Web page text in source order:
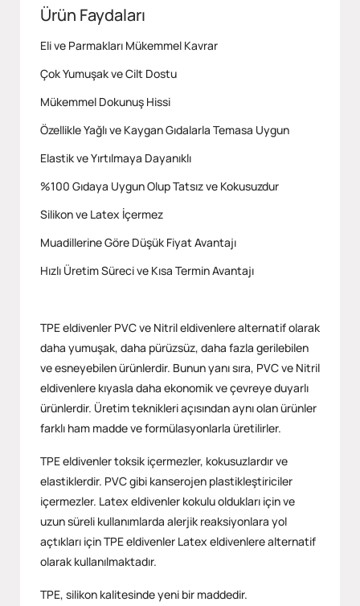
Ürün Faydaları
Eli ve Parmakları Mükemmel Kavrar
Çok Yumuşak ve Cilt Dostu
Mükemmel Dokunuş Hissi
Özellikle Yağlı ve Kaygan Gıdalarla Temasa Uygun
Elastik ve Yırtılmaya Dayanıklı
%100 Gıdaya Uygun Olup Tatsız ve Kokusuzdur
Silikon ve Latex İçermez
Muadillerine Göre Düşük Fiyat Avantajı
Hızlı Üretim Süreci ve Kısa Termin Avantajı
TPE eldivenler PVC ve Nitril eldivenlere alternatif olarak
daha yumuşak, daha pürüzsüz, daha fazla gerilebilen
ve esneyebilen ürünlerdir. Bunun yanı sıra, PVC ve Nitril
eldivenlere kıyasla daha ekonomik ve çevreye duyarlı
ürünlerdir. Üretim teknikleri açısından aynı olan ürünler
farklı ham madde ve formülasyonlarla üretilirler.
TPE eldivenler toksik içermezler, kokusuzlardır ve
elastiklerdir. PVC gibi kanserojen plastikleştiriciler
içermezler. Latex eldivenler kokulu oldukları için ve
uzun süreli kullanımlarda alerjik reaksiyonlara yol
açtıkları için TPE eldivenler Latex eldivenlere alternatif
olarak kullanılmaktadır.
TPE, silikon kalitesinde yeni bir maddedir.